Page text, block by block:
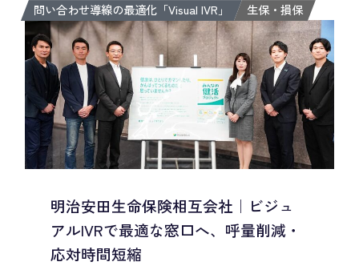
問い合わせ導線の最適化「Visual IVR」 生保・損保
明治安田生命保険相互会社｜ビジュ
アルIVRで最適な窓口へ、呼量削減・
応対時間短縮